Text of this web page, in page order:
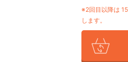
※2回目以降は 15
します。